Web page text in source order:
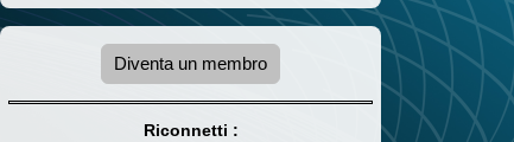
Diventa un membro
Riconnetti :